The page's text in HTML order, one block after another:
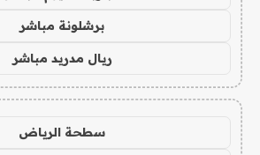
برشلونة مباشر
ريال مدريد مباشر
سطحة الرياض